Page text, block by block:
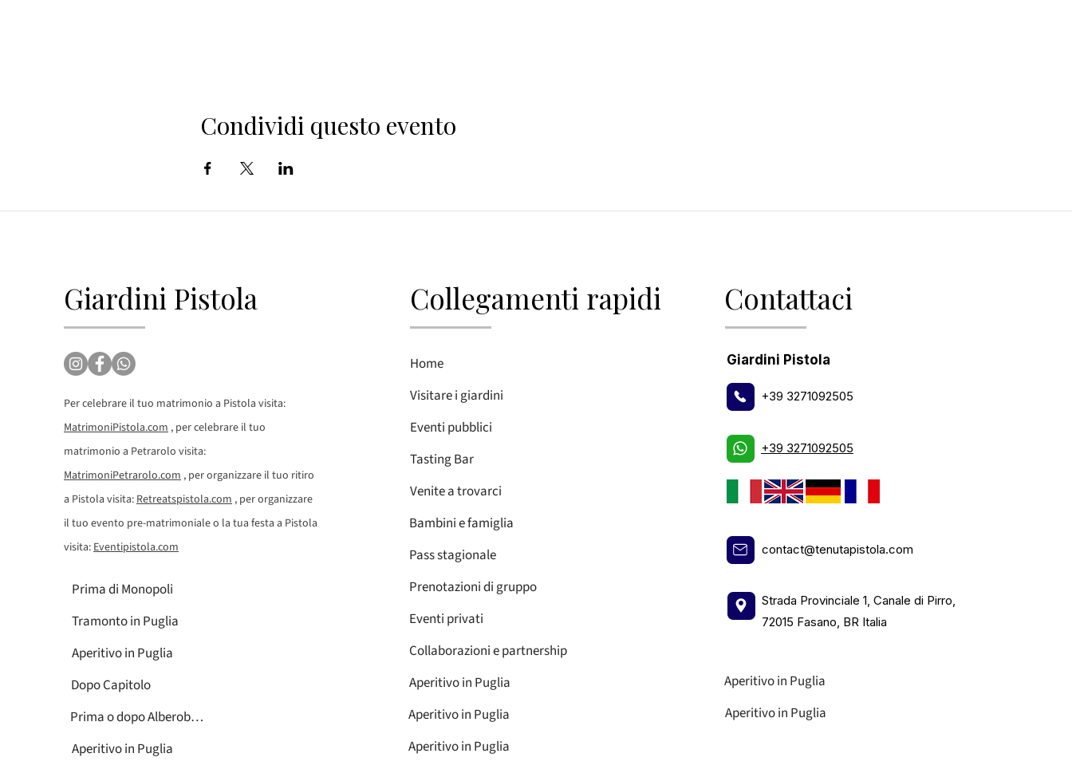
Condividi questo evento
Giardini Pistola
Per celebrare il tuo matrimonio a Pistola visita:
MatrimoniPistola.com , per celebrare il tuo
matrimonio a Petrarolo visita:
MatrimoniPetrarolo.com , per organizzare il tuo ritiro
a Pistola visita: Retreatspistola.com , per organizzare
il tuo evento pre-matrimoniale o la tua festa a Pistola
visita: Eventipistola.com
Prima di Monopoli
Tramonto in Puglia
Aperitivo in Puglia
Dopo Capitolo
Prima o dopo Alberobello
Aperitivo in Puglia
Collegamenti rapidi
Home
Visitare i giardini
Eventi pubblici
Tasting Bar
Venite a trovarci
Bambini e famiglia
Pass stagionale
Prenotazioni di gruppo
Eventi privati
Collaborazioni e partnership
Aperitivo in Puglia
Aperitivo in Puglia
Aperitivo in Puglia
Contattaci
Giardini Pistola
+39 3271092505
+39 3271092505
contact@tenutapistola.com
Strada Provinciale 1, Canale di Pirro,
72015 Fasano, BR Italia
Aperitivo in Puglia
Aperitivo in Puglia